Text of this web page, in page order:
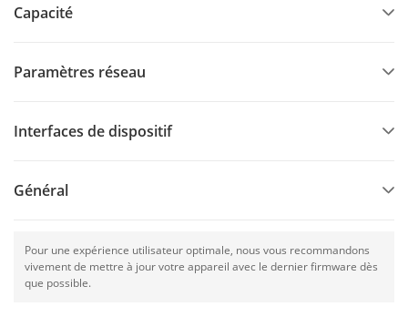
Capacité
Paramètres réseau
Interfaces de dispositif
Général
Pour une expérience utilisateur optimale, nous vous recommandons
vivement de mettre à jour votre appareil avec le dernier firmware dès
que possible.